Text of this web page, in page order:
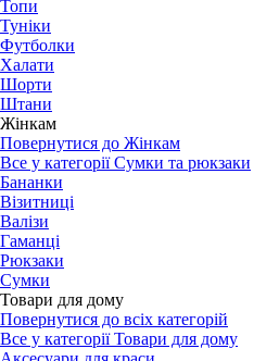
Топи
Туніки
Футболки
Халати
Шорти
Штани
Жінкам
Повернутися до Жінкам
Все у категорії Сумки та рюкзаки
Бананки
Візитниці
Валізи
Гаманці
Рюкзаки
Сумки
Товари для дому
Повернутися до всіх категорій
Все у категорії Товари для дому